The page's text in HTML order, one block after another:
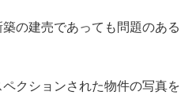
築の建売であっても問題のある
クションされた物件の写真を